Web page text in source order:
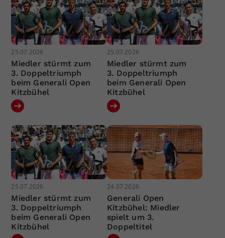
25.07.2026
Miedler stürmt zum
3. Doppeltriumph
beim Generali Open
Kitzbühel
25.07.2026
Miedler stürmt zum
3. Doppeltriumph
beim Generali Open
Kitzbühel
25.07.2026
Miedler stürmt zum
3. Doppeltriumph
beim Generali Open
Kitzbühel
24.07.2026
Generali Open
Kitzbühel: Miedler
spielt um 3.
Doppeltitel